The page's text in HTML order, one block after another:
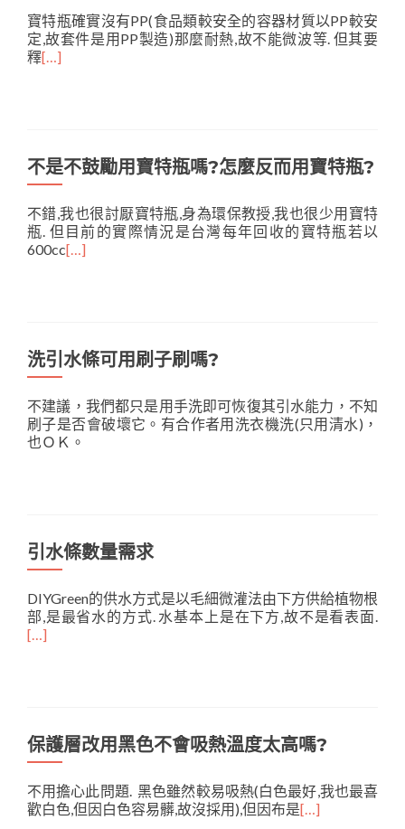
寶特瓶確實沒有PP(食品類較安全的容器材質以PP較安
定,故套件是用PP製造)那麼耐熱,故不能微波等. 但其要
釋[…]
不是不鼓勵用寶特瓶嗎?怎麼反而用寶特瓶?
不錯,我也很討厭寶特瓶,身為環保教授,我也很少用寶特
瓶. 但目前的實際情況是台灣每年回收的寶特瓶若以
600cc[…]
洗引水條可用刷子刷嗎?
不建議，我們都只是用手洗即可恢復其引水能力，不知
刷子是否會破壞它。有合作者用洗衣機洗(只用清水)，
也ＯＫ。
引水條數量需求
DIYGreen的供水方式是以毛細微灌法由下方供給植物根
部,是最省水的方式. 水基本上是在下方,故不是看表面.
[…]
保護層改用黑色不會吸熱溫度太高嗎?
不用擔心此問題. 黑色雖然較易吸熱(白色最好,我也最喜
歡白色,但因白色容易髒,故沒採用),但因布是[…]